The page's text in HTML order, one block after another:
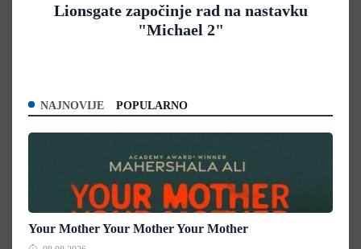
Lionsgate započinje rad na nastavku
"Michael 2"
NAJNOVIJE POPULARNO
Your Mother Your Mother Your Mother